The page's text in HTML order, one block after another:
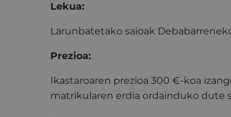
Lekua:
Larunbatetako saioak
Prezioa:
Ikastaroaren prezioa 300 €-koa
matrikularen erdia ordainduko dute